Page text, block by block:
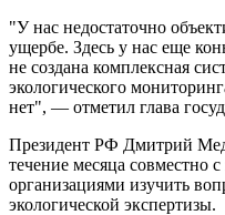
"У нас недостаточно
ущербе. Здесь у нас еще
не создана комплексная
экологического
нет", — отметил глава
Президент РФ Дмитрий
течение месяца совместно
организациями изучить
экологической экспертизы.